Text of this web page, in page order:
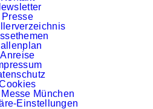
Presse
Anreise
München
Einstellungen